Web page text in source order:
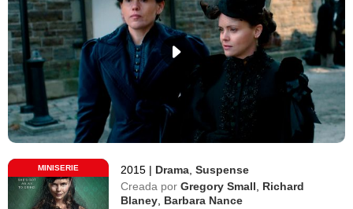
MINISERIE 2015 | Drama ,Suspense
Creada por Gregory Small
Richard
Blaney Barbara Nance